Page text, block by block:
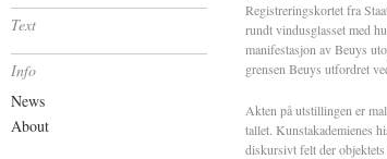
Text
Info
News
About
Registreringskortet fra
rundt vindusglasset med
manifestasjon av Beuys
grensen Beuys utfordret
Akten på utstillingen er
tallet. Kunstakademienes
diskursivt felt der